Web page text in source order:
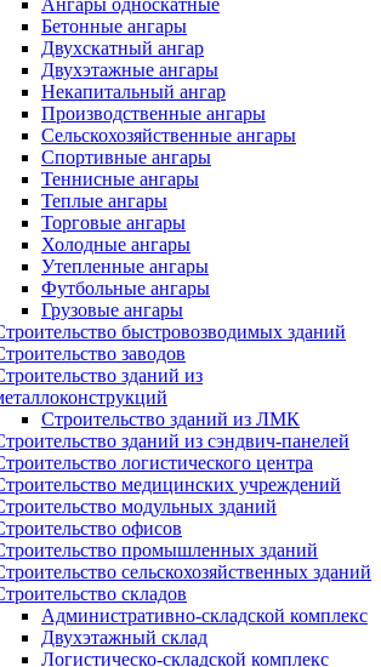
Ангары односкатные
Бетонные ангары
Двухскатный ангар
Двухэтажные ангары
Некапитальный ангар
Производственные ангары
Сельскохозяйственные ангары
Спортивные ангары
Теннисные ангары
Теплые ангары
Торговые ангары
Холодные ангары
Утепленные ангары
Футбольные ангары
Грузовые ангары
быстровозводимых зданий
заводов
зданий из
Строительство зданий из ЛМК
зданий из сэндвич-панелей
логистического центра
медицинских учреждений
модульных зданий
офисов
промышленных зданий
сельскохозяйственных зданий
складов
Административно-складской комплекс
Двухэтажный склад
Логистическо-складской комплекс